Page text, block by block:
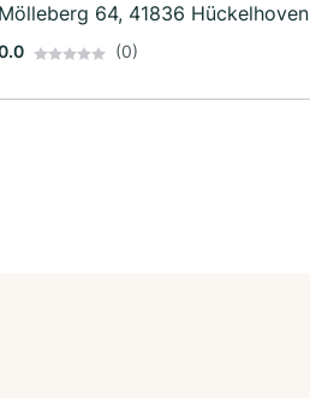
Mölleberg 64, 41836 Hückelhoven
(0)